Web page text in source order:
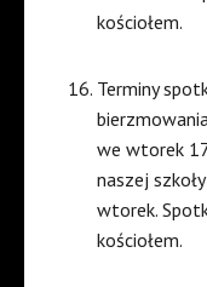
kościołem.
Terminy
we wtorek
naszej
wtorek.
kościołem.